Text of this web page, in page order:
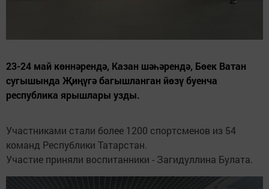
23-24 май көннәрендә, Казан шәһәрендә, Бөек Ватан
сугышында Җиңүгә багышланган йөзү буенча
республика ярышлары узды.
Участниками стали более 1200 спортсменов из 54
команд Республики Татарстан.
Участие приняли воспитанники - Загидуллина Булата.